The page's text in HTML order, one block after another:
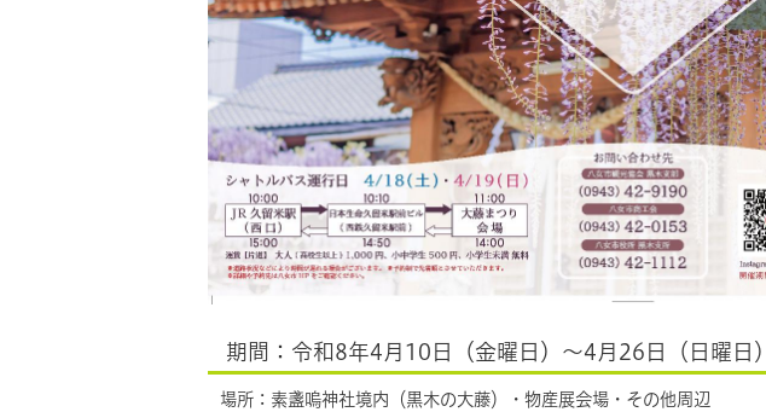
期間：令和8年4月10日（金曜日）～4月26日（日曜日）
場所：素盞嗚神社境内（黒木の大藤）・物産展会場・その他周辺